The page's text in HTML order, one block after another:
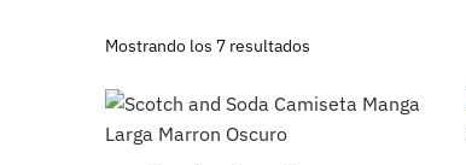
Mostrando los 7 resultados
los